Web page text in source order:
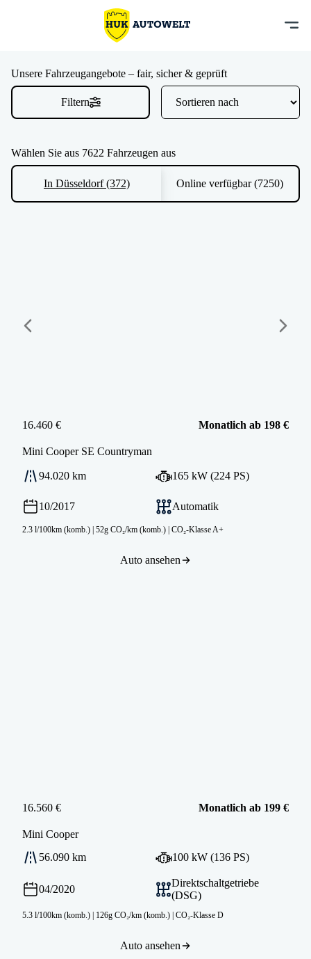
Unsere Fahrzeugangebote – fair, sicher & geprüft
Filtern
Wählen Sie aus 7622 Fahrzeugen aus
In Düsseldorf (372) Online verfügbar (7250)
16.460 € Monatlich ab 198 €
Mini Cooper SE Countryman
94.020 km 165 kW (224 PS)
10/2017 Automatik
2.3 l/100km (komb.) | 52g CO₂/km (komb.) | CO₂-Klasse A+
Auto ansehen
16.560 € Monatlich ab 199 €
Mini Cooper
56.090 km
100 kW (136 PS)
04/2020
Direktschaltgetriebe
(DSG)
5.3 l/100km (komb.) | 126g CO₂/km (komb.) | CO₂-Klasse D
Auto ansehen